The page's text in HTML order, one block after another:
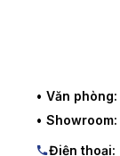
• Văn phòng:
• Showroom:
Điện thoại: